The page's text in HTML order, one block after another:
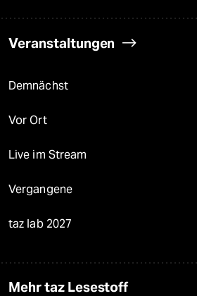
Veranstaltungen
Demnächst
Vor Ort
Live im Stream
Vergangene
taz lab 2027
Mehr taz Lesestoff